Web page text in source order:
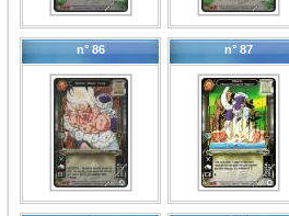
n° 86 n° 87